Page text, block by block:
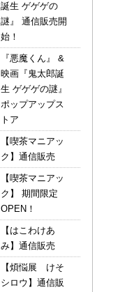
誕生 ゲゲゲの
謎』 通信販売開
始！
『悪魔くん』 &
映画『鬼太郎誕
生 ゲゲゲの謎』
ポップアップス
トア
【喫茶マニアッ
ク】通信販売
【喫茶マニアッ
ク】 期間限定
OPEN！
【はこわけあ
み】通信販売
【煩悩展 けそ
シロウ】通信販